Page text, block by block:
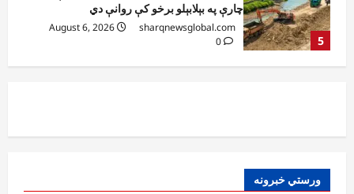
5
چارې په بېلابېلو برخو کې روانې دي
sharqnewsglobal.com
0
ورستي خبرونه